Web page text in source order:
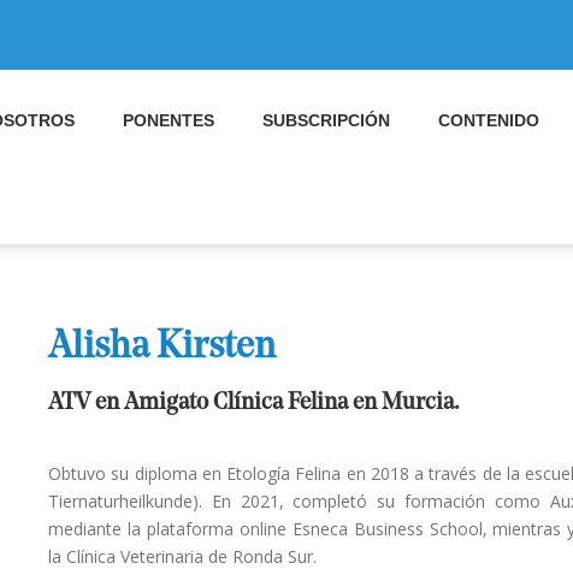
PONENTES SUBSCRIPCIÓN CONTENIDO
Alisha Kirsten
ATV en Amigato Clínica Felina en Murcia.
Obtuvo su diploma en Etología Felina en 2018 a través de la
Tiernaturheilkunde). En 2021, completó su formación como
mediante la plataforma online Esneca Business School, mientras
la Clínica Veterinaria de Ronda Sur.